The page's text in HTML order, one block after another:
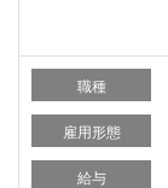
職種
雇用形態
給与